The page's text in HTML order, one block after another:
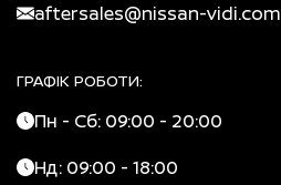
aftersales@nissan-vidi.com
ГРАФІК РОБОТИ:
Пн - Сб: 09:00 - 20:00
Нд: 09:00 - 18:00